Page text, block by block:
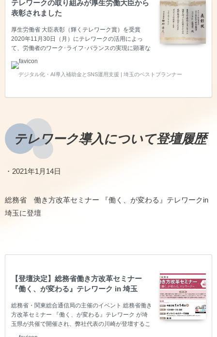
テレワークの取り組みが厚生労働大臣から
表彰されました
厚生労働省 大臣表彰（輝くテレワーク賞）を受賞
2020年11月30日（月）にテレワークの活用によっ
て、労働者のワーク･ライフ･バランスの実現に顕著な
度テレワーク推進企業等厚生労働大臣表彰（輝くテレ
ワーク賞) 一人の社員さんのためだったテレワークの
賞いたしました。 輝くテレワーク賞とはどんな賞なの
か？ 輝くテレワーク賞の概要 ベストプランナーはな
ぜ表彰…
デジタル化・AI導入補助金とSNS運用支援 | 埼玉のベストプランナー
テレワーク導入について登壇履歴
・2021年1月14日
総務省 働き方改革セミナー 『働く、が変わる』テレワークin
埼玉に登壇
【登壇決定】総務省働き方改革セミナー
『働く、が変わる』テレワーク in 埼玉
総務省・関東総合通信局の主催のイベント 総務省働き
方改革セミナー 『働く、が変わる』テレワーク が埼
玉県が共催で開催され、弊社代表の川崎が登壇するこ